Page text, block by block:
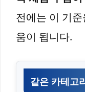
전에는 이 기
움이 됩니다.
같은 카테고